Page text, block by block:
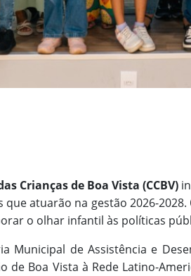
Crianças de Boa Vista (CCBV)
atuarão na gestão 2026-
o olhar infantil às políticas
Municipal de Assistência e
de Boa Vista à Rede Latino-